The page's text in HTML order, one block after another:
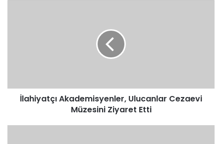
İlahiyatçı Akademisyenler, Ulucanlar Cezaevi
Müzesini Ziyaret Etti